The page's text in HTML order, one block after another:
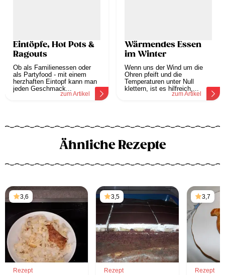
Eintöpfe, Hot Pots &
Ragouts
Ob als Familienessen oder
als Partyfood - mit einem
herzhaften Eintopf kann man
jeden Geschmack...
zum Artikel
Wärmendes Essen
im Winter
Wenn uns der Wind um die
Ohren pfeift und die
Temperaturen unter Null
klettern, ist es hilfreich,...
zum Artikel
Ähnliche Rezepte
3,6
Rezept
3,5
Rezept
3,7
Rezept